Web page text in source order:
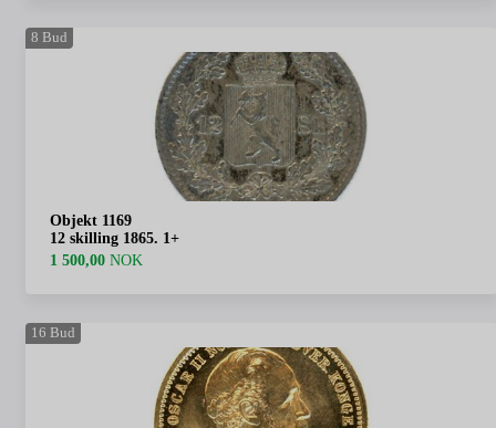
8 Bud
Objekt 1169
12 skilling 1865. 1+
1 500,00 NOK
16 Bud